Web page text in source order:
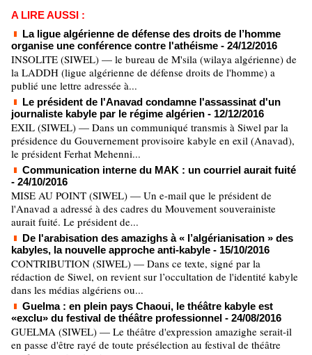
A LIRE AUSSI :
La ligue algérienne de défense des droits de l’homme
organise une conférence contre l'athéisme - 24/12/2016
INSOLITE (SIWEL) — le bureau de M'sila (wilaya algérienne) de
la LADDH (ligue algérienne de défense droits de l'homme) a
publié une lettre adressée à...
Le président de l'Anavad condamne l'assassinat d'un
journaliste kabyle par le régime algérien - 12/12/2016
EXIL (SIWEL) — Dans un communiqué transmis à Siwel par la
présidence du Gouvernement provisoire kabyle en exil (Anavad),
le président Ferhat Mehenni...
Communication interne du MAK : un courriel aurait fuité
- 24/10/2016
MISE AU POINT (SIWEL) — Un e-mail que le président de
l'Anavad a adressé à des cadres du Mouvement souverainiste
aurait fuité. Le président de...
De l'arabisation des amazighs à « l’algérianisation » des
kabyles, la nouvelle approche anti-kabyle - 15/10/2016
CONTRIBUTION (SIWEL) — Dans ce texte, signé par la
rédaction de Siwel, on revient sur l’occultation de l'identité kabyle
dans les médias algériens ou...
Guelma : en plein pays Chaoui, le théâtre kabyle est
«exclu» du festival de théâtre professionnel - 24/08/2016
GUELMA (SIWEL) — Le théâtre d'expression amazighe serait-il
en passe d'être rayé de toute présélection au festival de théâtre